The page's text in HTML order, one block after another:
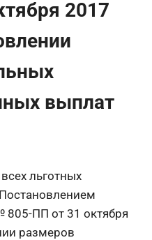
2017
выплат
льготных
ПП от 31 октября
размеров